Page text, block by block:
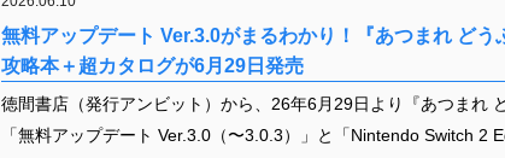
無料アップデート Ver.3.0がまるわかり！『あつまれ どう
攻略本＋超カタログが6月29日発売
徳間書店（発行アンビット）から、26年6月29日より『あつまれ
「無料アップデート Ver.3.0（〜3.0.3）」と「Nintendo Switch 2